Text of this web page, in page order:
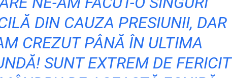
DIN CAUZA PRESIUNII, DAR
CREZUT PÂNĂ ÎN ULTIMA
SUNT EXTREM DE FERICIT